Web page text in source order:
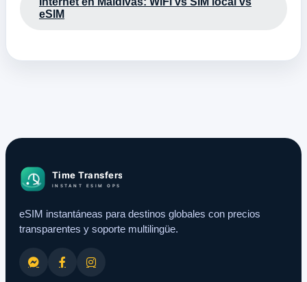
eSIM
eSIM instantáneas para destinos globales con precios
transparentes y soporte multilingüe.